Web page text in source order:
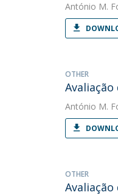
António M.
OTHER
António M.
OTHER